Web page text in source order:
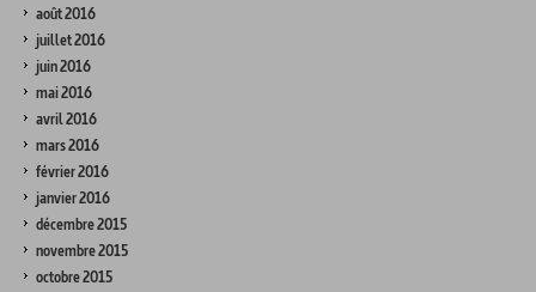
août 2016
juillet 2016
juin 2016
mai 2016
avril 2016
mars 2016
février 2016
janvier 2016
décembre 2015
novembre 2015
octobre 2015